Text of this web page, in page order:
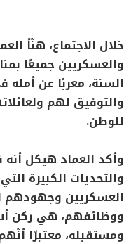
خلال الاجتماع، هنّأ
والعسكريين جميعًا
السنة، معربًا عن أمله
والتوفيق لهم
للوطن.
وأكد العماد هيكل
والتحديات الكبيرة
العسكريين وجهودهم
ووظائفهم، هي ركن
ومستقبله، معتبرًا